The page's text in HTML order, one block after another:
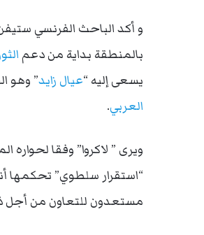
و أكد الباحث الفرنسي
بالمنطقة بداية من دعم
يسعى إليه “عيال زايد” وهو
العربي.
ويرى ” لاكروا” وفقا لحواره
“استقرار سلطوي” تحكمها
مستعدون للتعاون من أجل